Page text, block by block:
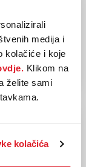
medija i
kolačiće i koje
Klikom na
želite sami
kolačića
EUR